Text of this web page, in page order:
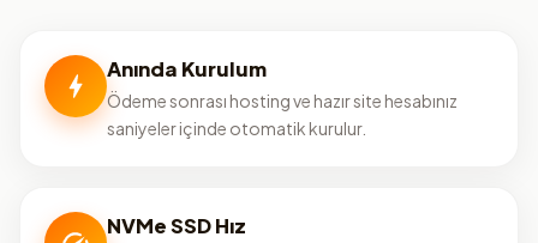
Anında Kurulum
Ödeme sonrası hosting ve hazır site hesabınız
saniyeler içinde otomatik kurulur.
NVMe SSD Hız